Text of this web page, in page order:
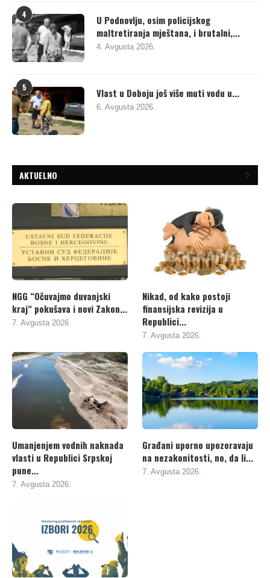
4
U Podnovlju, osim policijskog
maltretiranja mještana, i brutalni,...
4. Avgusta 2026.
5 Vlast u Doboju još više muti vodu u...
6. Avgusta 2026.
AKTUELNO
NGG “Očuvajmo duvanjski
kraj“ pokušava i novi Zakon...
7. Avgusta 2026.
Nikad, od kako postoji
finansijska revizija u
Republici...
7. Avgusta 2026.
Umanjenjem vodnih naknada
vlasti u Republici Srpskoj
pune...
7. Avgusta 2026.
Građani uporno upozoravaju
na nezakonitosti, no, da li...
7. Avgusta 2026.